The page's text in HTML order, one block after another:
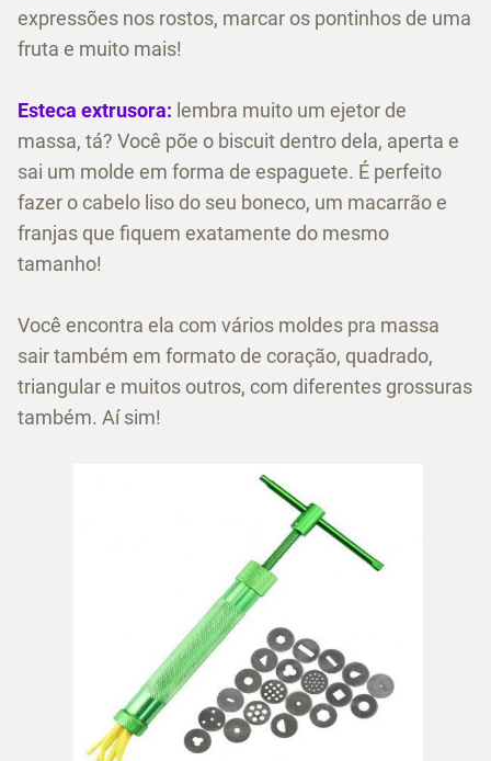
expressões nos rostos, marcar os pontinhos de uma
fruta e muito mais!
Esteca extrusora: lembra muito um ejetor de
massa, tá? Você põe o biscuit dentro dela, aperta e
sai um molde em forma de espaguete. É perfeito
fazer o cabelo liso do seu boneco, um macarrão e
franjas que fiquem exatamente do mesmo
tamanho!
Você encontra ela com vários moldes pra massa
sair também em formato de coração, quadrado,
triangular e muitos outros, com diferentes grossuras
também. Aí sim!